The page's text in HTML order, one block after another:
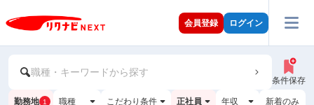
会員登録 ログイン
職種・キーワードから探す
条件保存
勤務地 1 職種 こだわり条件 正社員 年収 新着のみ